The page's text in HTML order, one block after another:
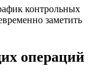
контрольных
заметить
операций